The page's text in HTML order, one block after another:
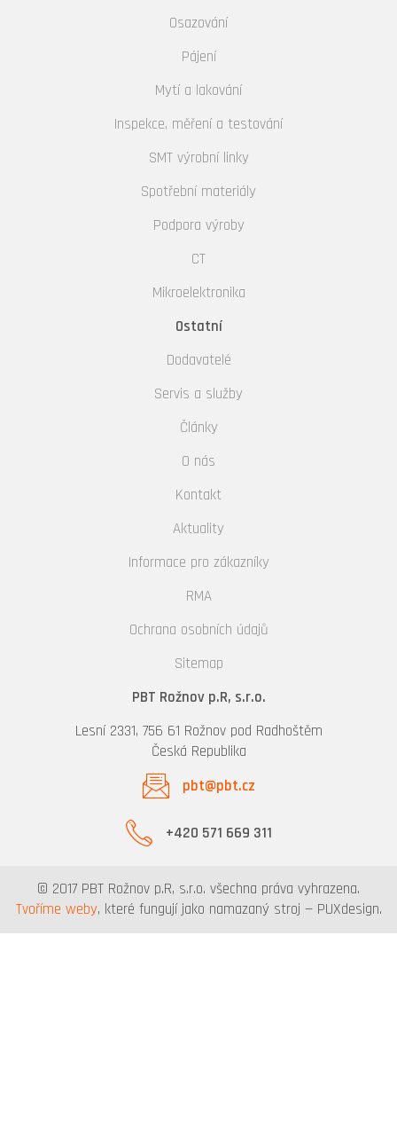
Osazování
Pájení
Mytí a lakování
Inspekce, měření a testování
SMT výrobní linky
Spotřební materiály
Podpora výroby
CT
Mikroelektronika
Ostatní
Dodavatelé
Servis a služby
Články
O nás
Kontakt
Aktuality
Informace pro zákazníky
RMA
Ochrana osobních údajů
Sitemap
PBT Rožnov p.R, s.r.o.
Lesní 2331, 756 61 Rožnov pod Radhoštěm
Česká Republika
pbt@pbt.cz
+420 571 669 311
© 2017 PBT Rožnov p.R, s.r.o. všechna práva vyhrazena.
Tvoříme weby, které fungují jako namazaný stroj — PUXdesign.